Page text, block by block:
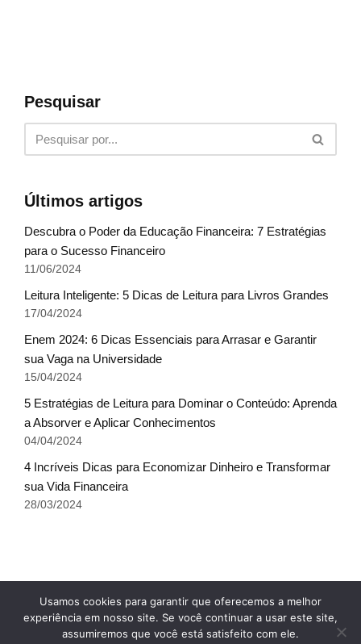
Pesquisar
Últimos artigos
Descubra o Poder da Educação Financeira: 7 Estratégias
para o Sucesso Financeiro
11/06/2024
Leitura Inteligente: 5 Dicas de Leitura para Livros Grandes
17/04/2024
Enem 2024: 6 Dicas Essenciais para Arrasar e Garantir
sua Vaga na Universidade
15/04/2024
5 Estratégias de Leitura para Dominar o Conteúdo: Aprenda
a Absorver e Aplicar Conhecimentos
04/04/2024
4 Incríveis Dicas para Economizar Dinheiro e Transformar
sua Vida Financeira
28/03/2024
Fale conosco
Glossário do Sucesso
Política de Privacidade
Sobre Nós Termos de uso
Usamos cookies para garantir que oferecemos a melhor
experiência em nosso site. Se você continuar a usar este site,
assumiremos que você está satisfeito com ele.